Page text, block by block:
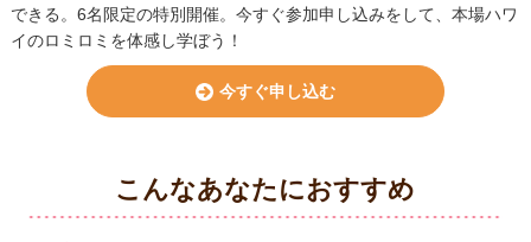
できる。6名限定の特別開催。今すぐ参加申し込みをして、本場ハワ
イのロミロミを体感し学ぼう！
今すぐ申し込む
こんなあなたにおすすめ